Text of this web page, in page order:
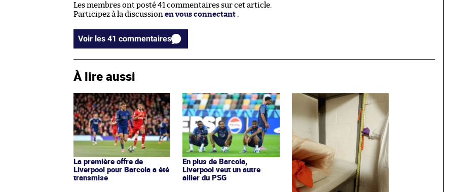
Les membres ont posté 41 commentaires sur cet article.
Participez à la discussion en vous connectant .
Voir les 41 commentaires
À lire aussi
La première offre de
Liverpool pour Barcola a été
transmise
En plus de Barcola,
Liverpool veut un autre
ailier du PSG